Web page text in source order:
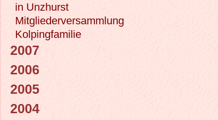
in Unzhurst
Mitgliederversammlung
Kolpingfamilie
2007
2006
2005
2004